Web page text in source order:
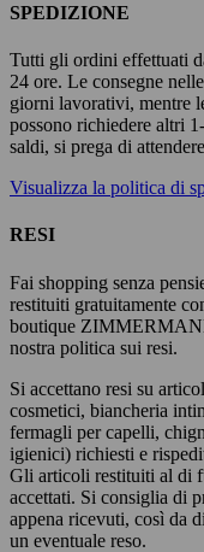
SPEDIZIONE
Tutti gli ordini effettuati
24 ore. Le consegne
giorni lavorativi, mentre
possono richiedere altri
saldi, si prega di
Visualizza la politica di
RESI
Fai shopping senza
restituiti gratuitamente
boutique
nostra politica sui resi.
Si accettano resi su
cosmetici, biancheria
fermagli per capelli,
igienici) richiesti e
Gli articoli restituiti al di
accettati. Si consiglia di
appena ricevuti, così da
un eventuale reso.